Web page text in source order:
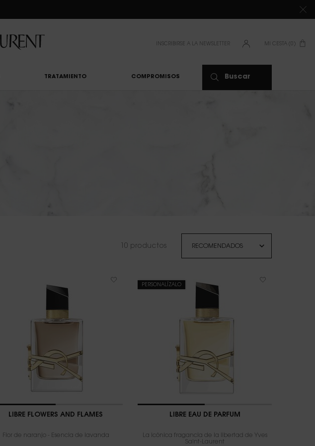
INSCRIBIRSE A LA NEWSLETTER MI CESTA 0
0 PRODUCTO
TRATAMIENTO COMPROMISOS Buscar
10 productos
LIBRE FLOWERS AND FLAMES
Flor de naranjo - Esencia de lavanda
PERSONALÍZALO
LIBRE EAU DE PARFUM
La icónica fragancia de la libertad de Yves
Saint-Laurent